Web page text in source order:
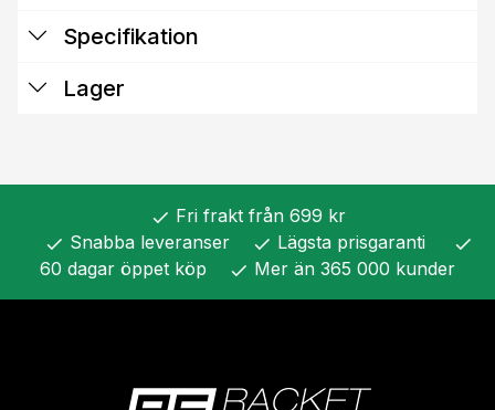
Specifikation
Lager
check Fri frakt från 699 kr
check Snabba leveranser check Lägsta prisgaranti check
60 dagar öppet köp check Mer än 365 000 kunder